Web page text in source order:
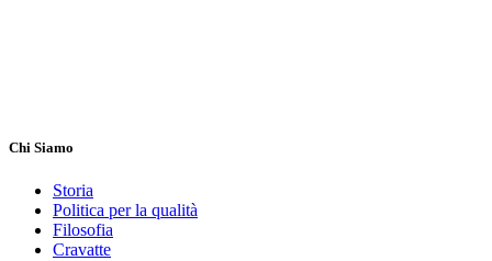
Chi Siamo
Storia
Politica per la qualità
Filosofia
Cravatte